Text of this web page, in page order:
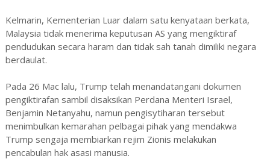
Kelmarin, Kementerian Luar dalam satu kenyataan berkata,
Malaysia tidak menerima keputusan AS yang mengiktiraf
pendudukan secara haram dan tidak sah tanah dimiliki negara
berdaulat.
Pada 26 Mac lalu, Trump telah menandatangani dokumen
pengiktirafan sambil disaksikan Perdana Menteri Israel,
Benjamin Netanyahu, namun pengisytiharan tersebut
menimbulkan kemarahan pelbagai pihak yang mendakwa
Trump sengaja membiarkan rejim Zionis melakukan
pencabulan hak asasi manusia.